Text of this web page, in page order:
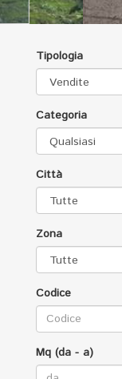
Tipologia
Categoria
Città
Zona
Codice
Mq (da - a)